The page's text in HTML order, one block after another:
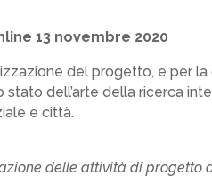
13 novembre 2020
del progetto, e per
stato dell’arte della ricerca
e città.
delle attività di progetto